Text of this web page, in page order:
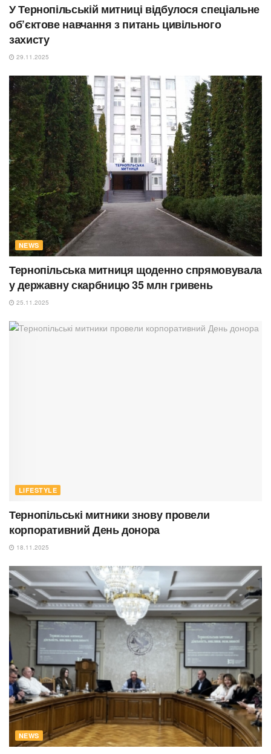
У Тернопільській митниці відбулося спеціальне
об’єктове навчання з питань цивільного
захисту
29.11.2025
NEWS
Тернопільська митниця щоденно спрямовувала
у державну скарбницю 35 млн гривень
25.11.2025
LIFESTYLE
Тернопільські митники знову провели
корпоративний День донора
18.11.2025
NEWS